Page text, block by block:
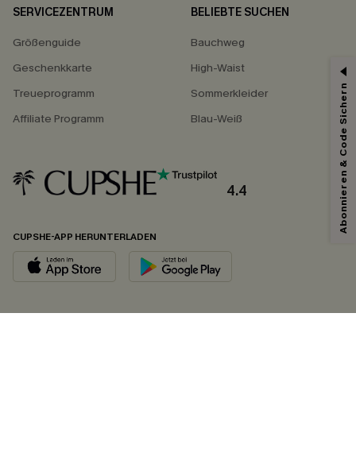
SERVICEZENTRUM
Größenguide
Geschenkkarte
Treueprogramm
Affiliate Programm
BELIEBTE SUCHEN
Bauchweg
High-Waist
Sommerkleider
Blau-Weiß
4.4
CUPSHE-APP HERUNTERLADEN
Abonnieren & Code Sichern